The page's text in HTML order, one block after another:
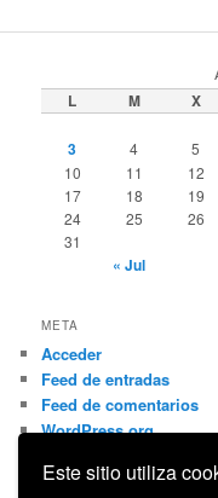
Este sitio utiliza
L M X
3 4 5
10
11 12
17
18 19
24
25 26
31
« Jul
META
Acceder
Feed de entradas
Feed de comentarios
WordPress.org